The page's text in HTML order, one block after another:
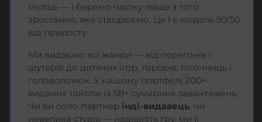
місяць — і беремо частку лише з того
зростання, яке створюємо. Це і є модель 50/50
від приросту.
Ми видаємо всі жанри — від перегонів і
шутерів до дитячих ігор, горорів, пісочниць і
головоломок. У нашому портфелі 200+
виданих тайтлів із 5B+ сумарних завантажень.
Чи ви соло-партнер інді-видавець , чи
невелика студія — надішліть гру, ми її